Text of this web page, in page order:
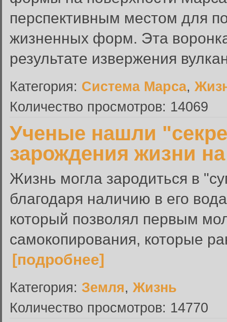
перспективным местом для
жизненных форм. Эта
результате извержения
Категория: Система Марса,
Количество просмотров: 14069
Ученые нашли
зарождения жизни
Жизнь могла зародиться в
благодаря наличию в его
который позволял первым
самокопирования, которые
[подробнее]
Категория: Земля, Жизнь
Количество просмотров: 14770